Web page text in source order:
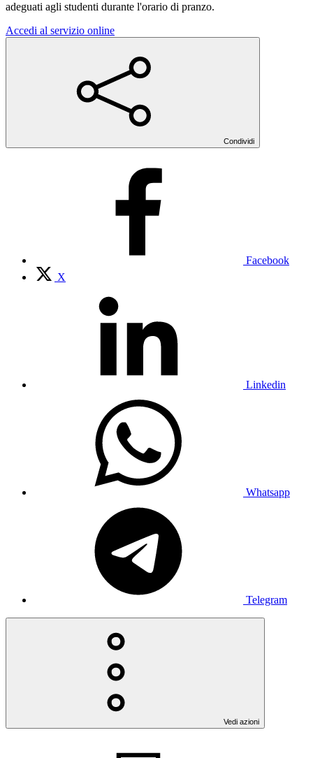
adeguati agli studenti durante l'orario di pranzo.
Accedi al servizio online
Condividi
Facebook
X
Linkedin
Whatsapp
Telegram
Vedi azioni